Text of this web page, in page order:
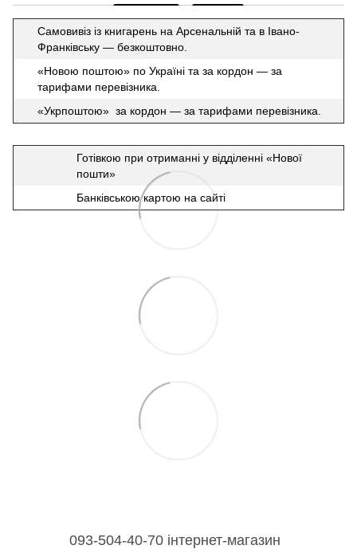
Самовивіз із книгарень на Арсенальній та в Івано-
Франківську — безкоштовно.
«Новою поштою» по Україні та за кордон — за
тарифами перевізника.
«Укрпоштою» за кордон — за тарифами перевізника.
Готівкою при отриманні у відділенні «Нової
пошти»
Банківською картою на сайті
093-504-40-70 інтернет-магазин